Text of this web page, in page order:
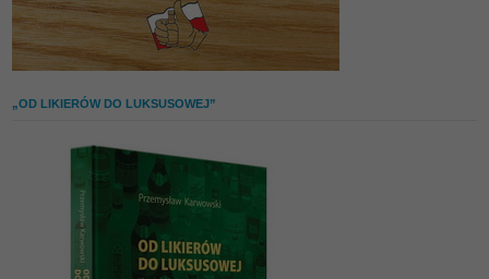
„OD LIKIERÓW DO LUKSUSOWEJ”